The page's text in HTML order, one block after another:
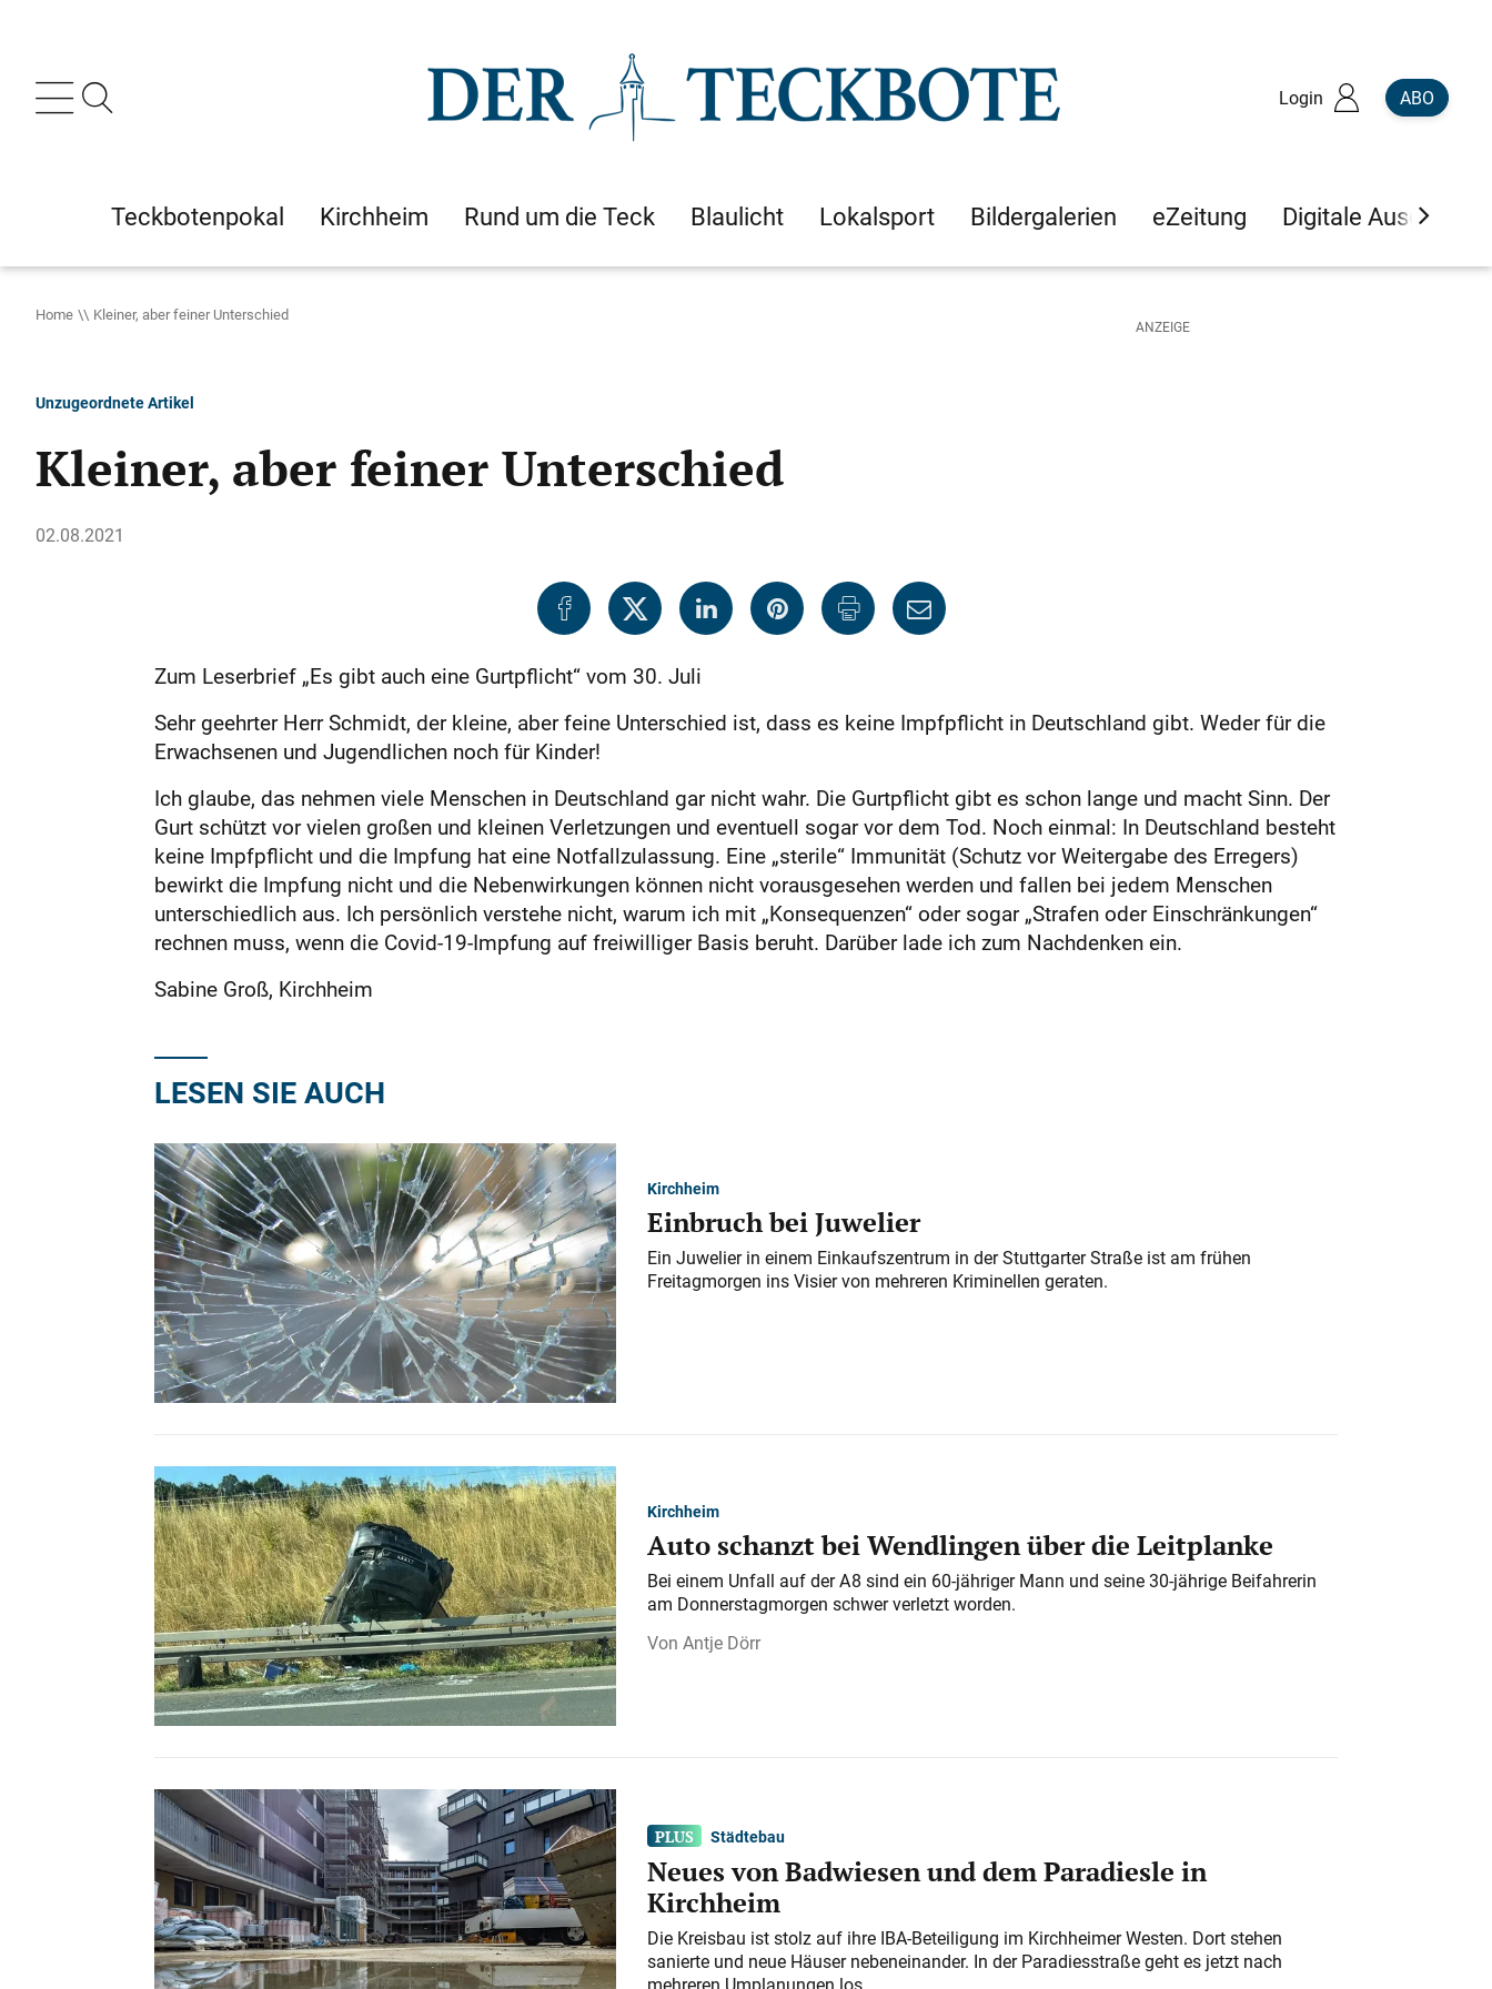
Login ABO
Teckbotenpokal Kirchheim Rund um die Teck Blaulicht Lokalsport Bildergalerien eZeitung Digitale Ausgaben
Home Kleiner, aber feiner Unterschied
Unzugeordnete Artikel
Kleiner, aber feiner Unterschied
02.08.2021
Zum Leserbrief „Es gibt auch eine Gurtpflicht“ vom 30. Juli
Sehr geehrter Herr Schmidt, der kleine, aber feine Unterschied ist, dass es keine Impfpflicht in Deutschland gibt. Weder für die
Erwachsenen und Jugendlichen noch für Kinder!
Ich glaube, das nehmen ­viele Menschen in Deutschland gar nicht wahr. Die Gurtpflicht gibt es schon lange und macht Sinn. Der
Gurt schützt vor vielen gro­ßen und kleinen Verletzungen und eventuell sogar vor dem Tod. Noch einmal: In Deutschland besteht
keine Impfpflicht und die Impfung hat eine Notfallzulassung. Eine „sterile“ Immunität (Schutz vor Weitergabe des Erregers)
bewirkt die Impfung nicht und die Nebenwirkungen können nicht vorausgesehen werden und fallen bei jedem Menschen
unterschiedlich aus. Ich persönlich verstehe nicht, warum ich mit „Konsequenzen“ oder sogar „Strafen oder Einschränkungen“
rechnen muss, wenn die Covid-19-Impfung auf freiwilliger Basis beruht. Darüber lade ich zum Nachdenken ein.
Sabine Groß, Kirchheim
LESEN SIE AUCH
Kirchheim
Einbruch bei Juwelier
Ein Juwelier in einem Einkaufszentrum in der Stuttgarter Straße ist am frühen
Freitagmorgen ins Visier von mehreren Kriminellen geraten.
Kirchheim
Auto schanzt bei Wendlingen über die Leitplanke
Bei einem Unfall auf der A 8 sind ein 60-jähriger Mann und seine 30-jährige Beifahrerin
am Donnerstagmorgen schwer verletzt worden.
Antje Dörr
Städtebau
Neues von Badwiesen und dem Paradiesle in
Kirchheim
Die Kreisbau ist stolz auf ihre IBA-Beteiligung im Kirchheimer Westen. Dort stehen
sanierte und neue Häuser nebeneinander. In der Paradiesstraße geht es jetzt nach